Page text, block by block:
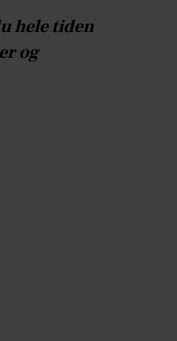
hele tiden
og